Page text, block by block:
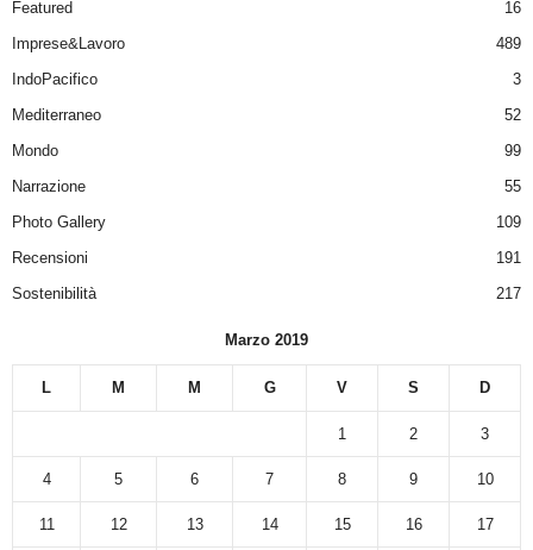
Featured
16
Imprese&Lavoro
489
IndoPacifico
3
Mediterraneo
52
Mondo
99
Narrazione
55
Photo Gallery
109
Recensioni
191
Sostenibilità
217
Marzo 2019
L M M G V S D
1 2 3
4 5 6 7 8 9 10
11 12 13 14 15 16 17